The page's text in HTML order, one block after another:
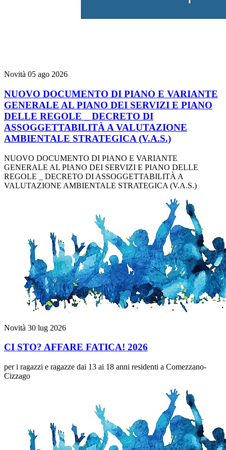
Novità 05 ago 2026
NUOVO DOCUMENTO DI PIANO E VARIANTE
GENERALE AL PIANO DEI SERVIZI E PIANO
DELLE REGOLE _ DECRETO DI
ASSOGGETTABILITÀ A VALUTAZIONE
AMBIENTALE STRATEGICA (V.A.S.)
NUOVO DOCUMENTO DI PIANO E VARIANTE
GENERALE AL PIANO DEI SERVIZI E PIANO DELLE
REGOLE _ DECRETO DI ASSOGGETTABILITÀ A
VALUTAZIONE AMBIENTALE STRATEGICA (V.A.S.)
Novità 30 lug 2026
CI STO? AFFARE FATICA! 2026
per i ragazzi e ragazze dai 13 ai 18 anni residenti a Comezzano-
Cizzago